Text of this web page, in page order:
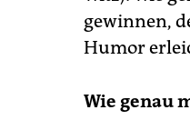
gewinnen,
Humor
Wie genau